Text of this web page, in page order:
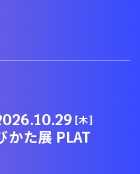
[木]
かた展 PLAT